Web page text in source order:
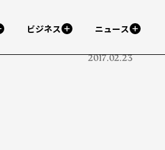
ビジネス ニュース
2017.02.23